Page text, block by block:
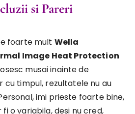
si Pareri
foarte mult Wella
Image Heat Protection
musai inainte de
cu timpul, rezultatele nu au
imi prieste foarte bine,
o variabila, desi nu cred,